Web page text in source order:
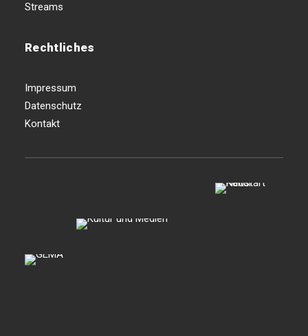
Streams
Rechtliches
Impressum
Datenschutz
Kontakt